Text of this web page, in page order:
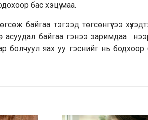
бас хэцүү маа.
байгаа тэгээд төгсөнгүүтээ
асуудал байгаа гэнээ заримдаа
болчуул яах уу гэснийг нь бодхоор